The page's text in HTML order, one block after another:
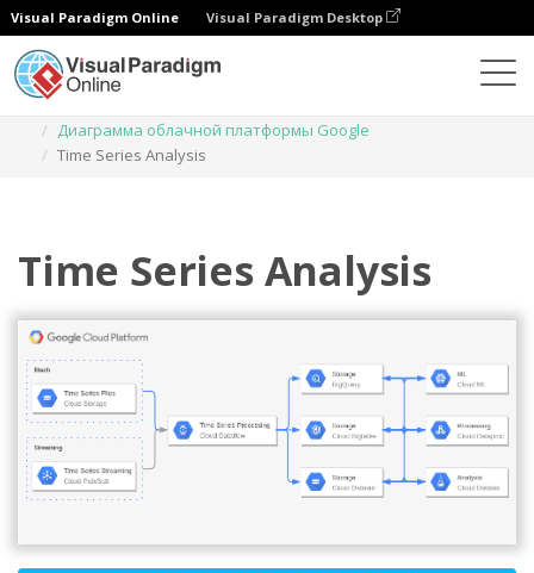
Visual Paradigm Online Visual Paradigm Desktop
Диаграмма облачной платформы Google
Time Series Analysis
Time Series Analysis